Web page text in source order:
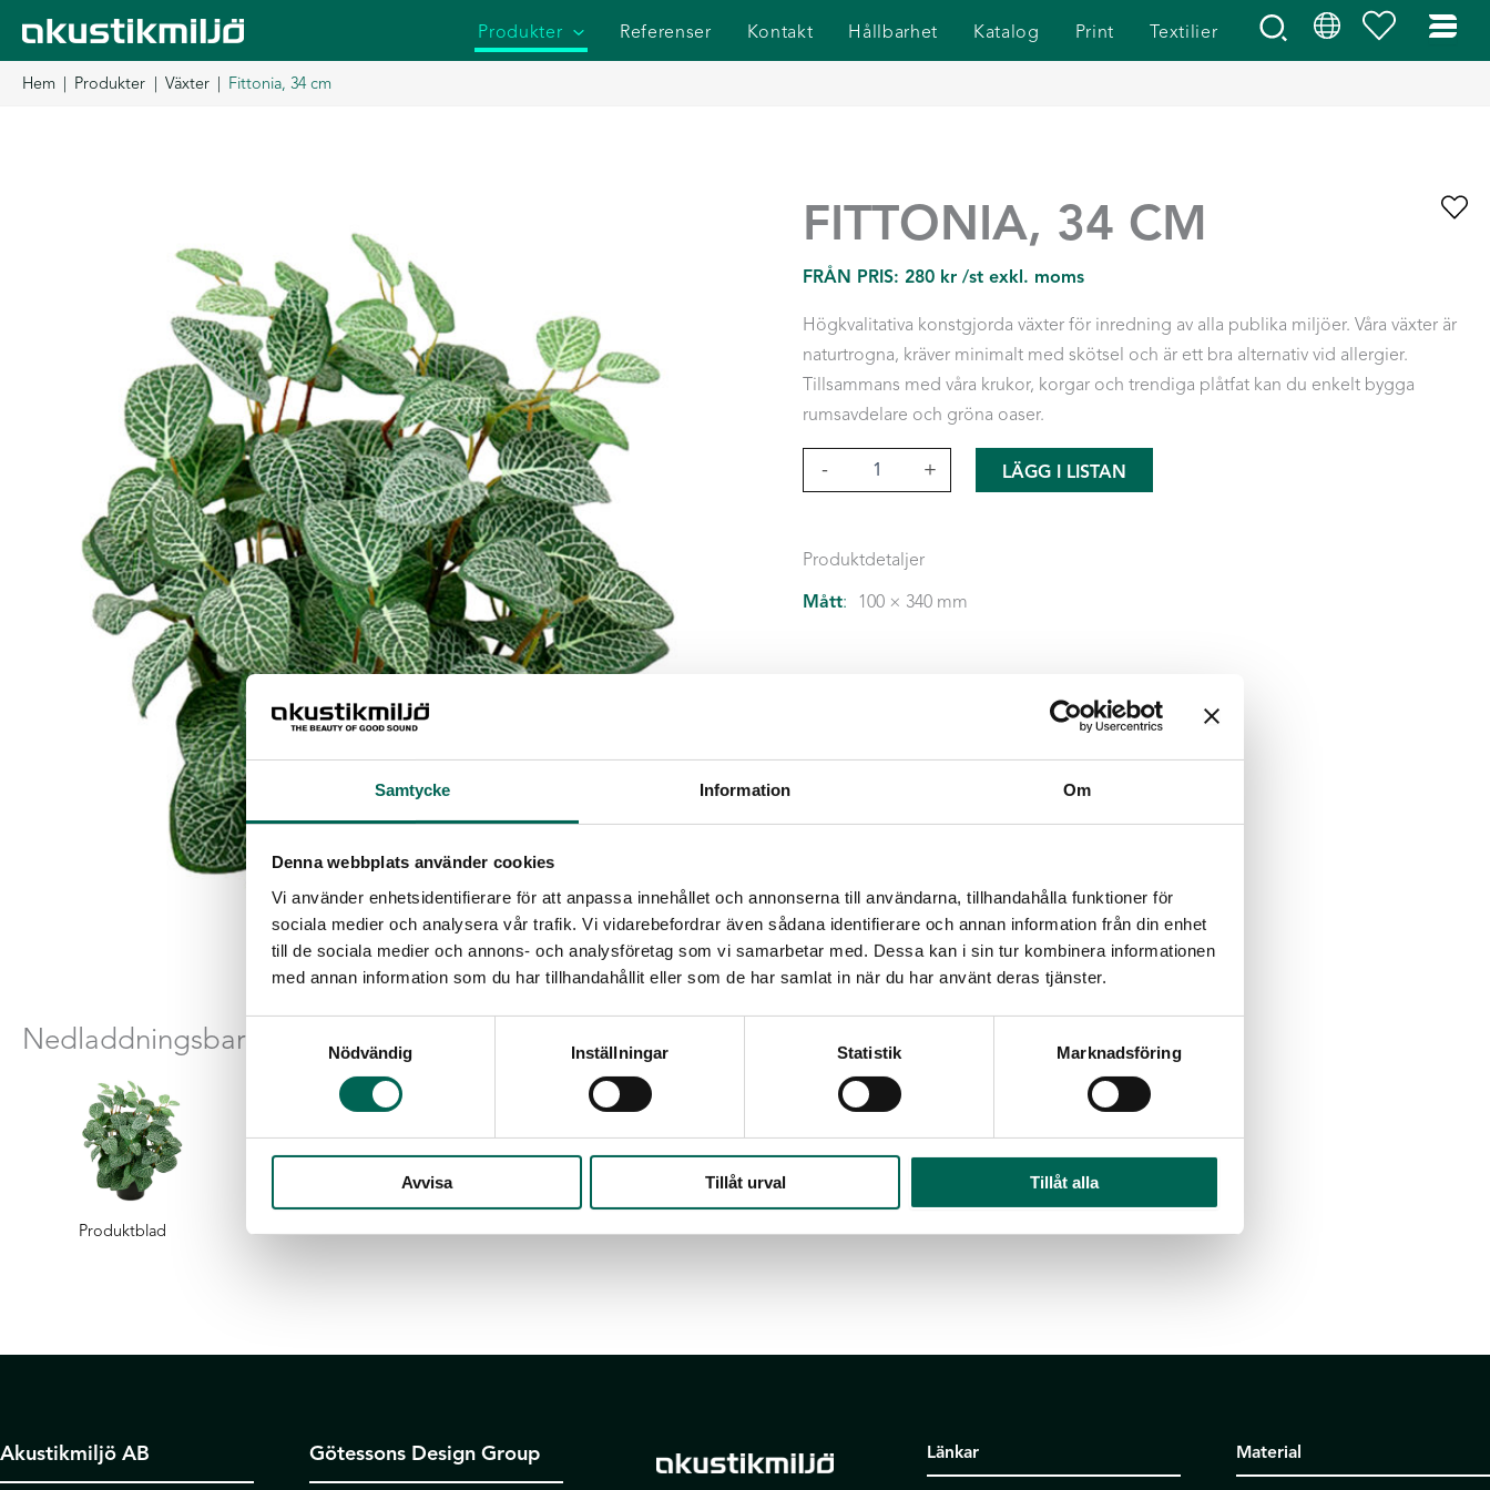
Samtycke Information Om
Denna webbplats använder cookies
Vi använder enhetsidentifierare för att anpassa innehållet och annonserna till användarna, tillhandahålla funktioner för
sociala medier och analysera vår trafik. Vi vidarebefordrar även sådana identifierare och annan information från din enhet
till de sociala medier och annons- och analysföretag som vi samarbetar med. Dessa kan i sin tur kombinera informationen
med annan information som du har tillhandahållit eller som de har samlat in när du har använt deras tjänster.
Nödvändig
Inställningar Statistik Marknadsföring
Avvisa Tillåt urval Tillåt alla
Hoppa
innehåll
Produkter Referenser Kontakt Hållbarhet Katalog Print Textilier
Hem Produkter Växter Fittonia, 34 cm
FITTONIA, 34 CM
FRÅN PRIS: 280 kr /st exkl. moms
Högkvalitativa konstgjorda växter för inredning av alla publika miljöer. Våra växter är
naturtrogna, kräver minimalt med skötsel och är ett bra alternativ vid allergier.
Tillsammans med våra krukor, korgar och trendiga plåtfat kan du enkelt bygga
rumsavdelare och gröna oaser.
- + LÄGG I LISTAN
Produktdetaljer
Mått: 100 × 340 mm
Nedladdningsbara filer
Produktblad
Akustikmiljö AB Götessons Design Group Länkar Material